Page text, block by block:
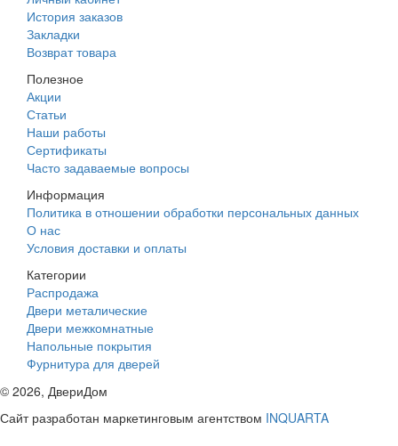
История заказов
Закладки
Возврат товара
Полезное
Акции
Статьи
Наши работы
Сертификаты
Часто задаваемые вопросы
Информация
Политика в отношении обработки персональных данных
О нас
Условия доставки и оплаты
Категории
Распродажа
Двери металические
Двери межкомнатные
Напольные покрытия
Фурнитура для дверей
© 2026, ДвериДом
Сайт разработан маркетинговым агентством INQUARTA